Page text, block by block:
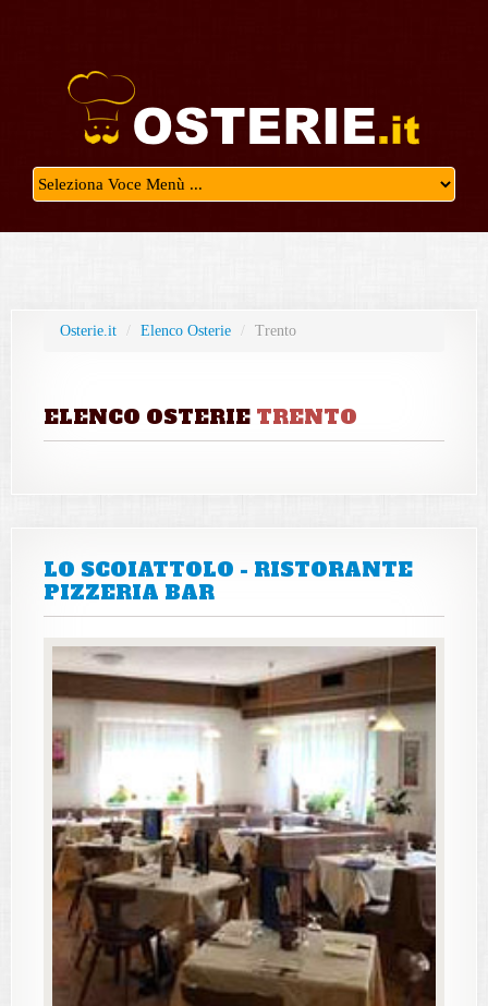
Osterie.it / Elenco Osterie / Trento
ELENCO OSTERIE TRENTO
LO SCOIATTOLO - RISTORANTE
PIZZERIA BAR